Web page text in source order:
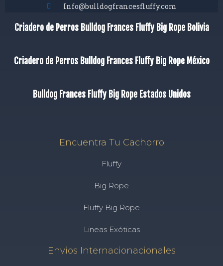
Info@bulldogfrancesfluffy.com
Criadero de Perros Bulldog Frances Fluffy Big Rope Bolivia
Criadero de Perros Bulldog Frances Fluffy Big Rope México
Bulldog Frances Fluffy Big Rope Estados Unidos
Encuentra Tu Cachorro
Fluffy
Big Rope
Fluffy Big Rope
Lineas Exóticas
Envios Internacionacionales